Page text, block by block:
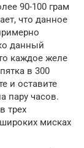
90-100 грам
что данное
данный
каждое желе
в 300
и оставите
пару часов.
трех
мисках